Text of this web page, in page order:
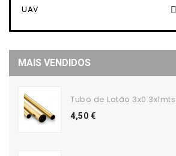

UAV
MAIS VENDIDOS
Tubo de Latão 3x0.3x1mts
4,50 €